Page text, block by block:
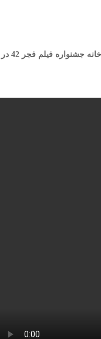
در آستانه نمایش فیلم «دروغ های زیبا» در نخستین سانس خانه جشنواره فیلم فجر 42 در